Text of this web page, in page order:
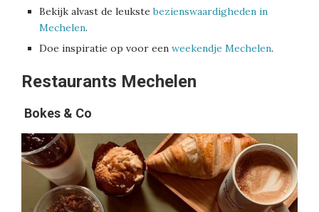
Bekijk alvast de leukstebezienswaardigheden in
Mechelen.
Doe inspiratie op voor een weekendje Mechelen.
Restaurants Mechelen
Bokes & Co